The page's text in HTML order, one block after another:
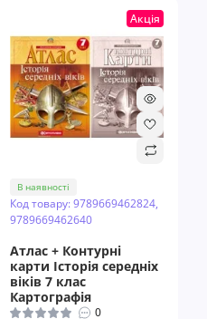
Акція
В наявності
Код товару: 9789669462824,
9789669462640
Атлас + Контурні
карти Історія середніх
віків 7 клас
Картографія
0